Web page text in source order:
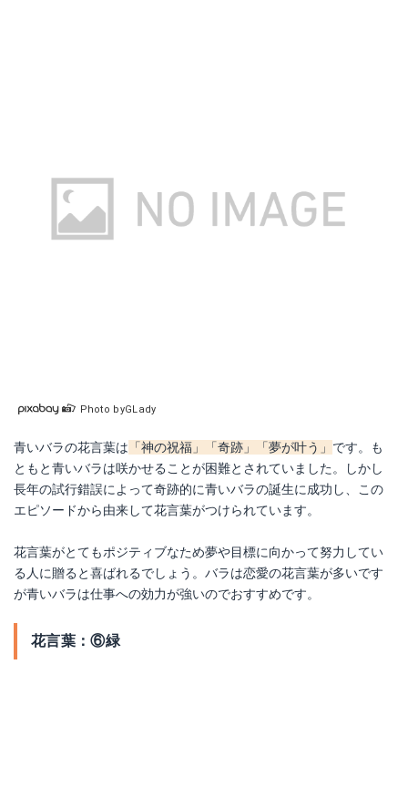
Photo byGLady
青いバラの花言葉は 「神の祝福」「奇跡」「夢が叶う」 です。も
ともと青いバラは咲かせることが困難とされていました。しかし
長年の試行錯誤によって奇跡的に青いバラの誕生に成功し、この
エピソードから由来して花言葉がつけられています。
花言葉がとてもポジティブなため夢や目標に向かって努力してい
る人に贈ると喜ばれるでしょう。バラは恋愛の花言葉が多いです
が青いバラは仕事への効力が強いのでおすすめです。
花言葉：⑥緑